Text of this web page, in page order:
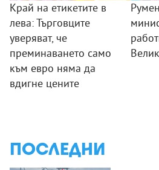
Край на етикетите в
лева: Търговците
уверяват, че
преминаването само
към евро няма да
вдигне цените
ПОСЛЕДНИ